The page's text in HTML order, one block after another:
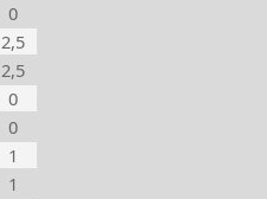
0
2,5
2,5
0
0
1
1